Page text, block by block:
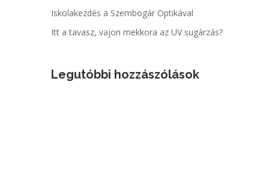
Iskolakezdés a Szembogár Optikával
Itt a tavasz, vajon mekkora az UV sugárzás?
Legutóbbi hozzászólások